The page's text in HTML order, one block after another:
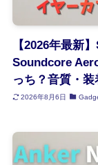
【2026年最新
Soundcore
っち？音質・装
2026年8月6日